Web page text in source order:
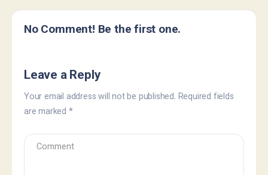
No Comment! Be the first one.
Leave a Reply
Your email address will not be published. Required fields
are marked *